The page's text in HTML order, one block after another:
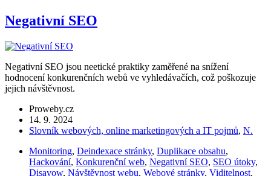
Negativní SEO
Negativní SEO jsou neetické praktiky zaměřené na snížení
hodnocení konkurenčních webů ve vyhledávačích, což poškozuje
jejich návštěvnost.
Proweby.cz
14. 9. 2024
Slovník webových, online marketingových a IT pojmů, N.
Monitoring, Deindexace stránky, Duplikace obsahu,
Hackování, Konkurenční web, Negativní SEO, SEO útoky,
Disavow, Návštěvnost webu, Webové stránky, Viditelnost,